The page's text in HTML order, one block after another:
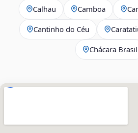
Calhau Camboa
Cantinho do Céu
Chácara Brasil